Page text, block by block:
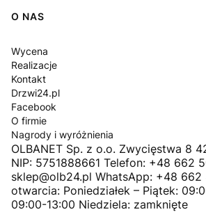
O NAS
Wycena
Realizacje
Kontakt
Drzwi24.pl
Facebook
O firmie
Nagrody i wyróżnienia
OLBANET Sp. z o.o. Zwycięstwa 8
NIP: 5751888661 Telefon: +48 662
sklep@olb24.pl WhatsApp: +48
otwarcia: Poniedziałek – Piątek:
09:00-13:00 Niedziela: zamknięte